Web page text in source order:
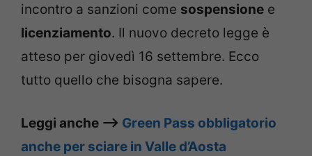
incontro a sanzioni come sospensione e
licenziamento. Il nuovo decreto legge è
atteso per giovedì 16 settembre. Ecco
tutto quello che bisogna sapere.
Leggi anche –> Green Pass obbligatorio
anche per sciare in Valle d’Aosta